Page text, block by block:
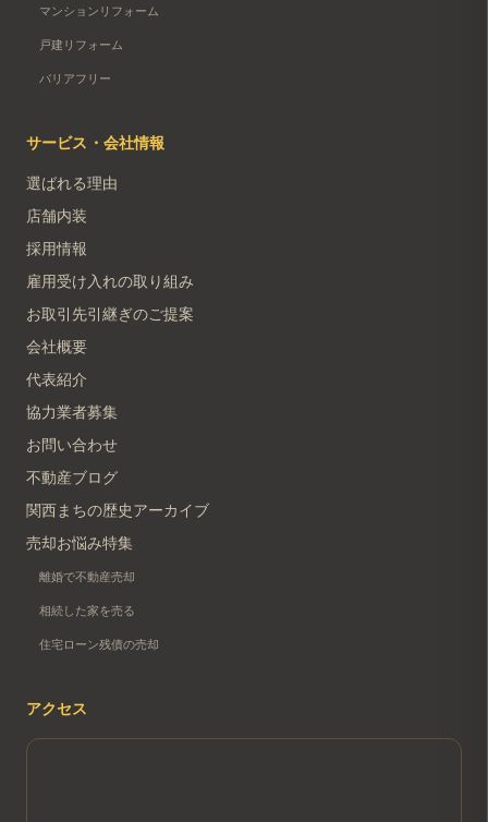
マンションリフォーム
戸建リフォーム
バリアフリー
サービス・会社情報
選ばれる理由
店舗内装
採用情報
雇用受け入れの取り組み
お取引先引継ぎのご提案
会社概要
代表紹介
協力業者募集
お問い合わせ
不動産ブログ
関西まちの歴史アーカイブ
売却お悩み特集
離婚で不動産売却
相続した家を売る
住宅ローン残債の売却
アクセス